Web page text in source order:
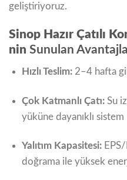
geliştiriyoruz.
Sinop Hazır Çatılı
nin Sunulan
Hızlı Teslim: 2–4 hafta
Çok Katmanlı Çatı: Su
yüküne dayanıklı sistem
Yalıtım Kapasitesi:
doğrama ile yüksek